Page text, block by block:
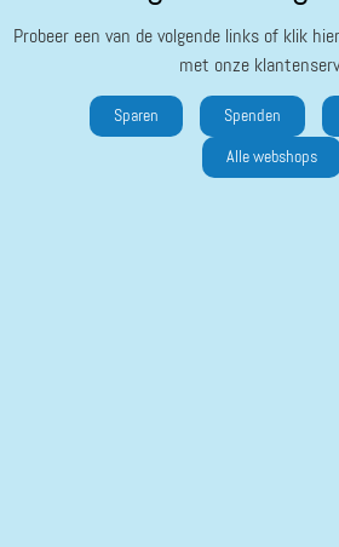
Probeer een van de volgende links of klik
met onze
Sparen Spenden
Alle webshops